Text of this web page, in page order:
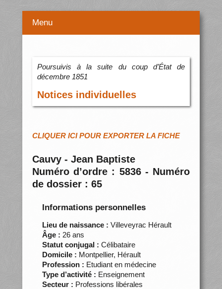
Menu
Poursuivis à la suite du coup d’État de
décembre 1851
Notices individuelles
CLIQUER ICI POUR EXPORTER LA FICHE
Cauvy - Jean Baptiste
Numéro d’ordre : 5836 - Numéro
de dossier : 65
Informations personnelles
Lieu de naissance : Villeveyrac Hérault
Âge : 26 ans
Statut conjugal : Célibataire
Domicile : Montpellier, Hérault
Profession : Etudiant en médecine
Type d’activité : Enseignement
Secteur : Professions libérales